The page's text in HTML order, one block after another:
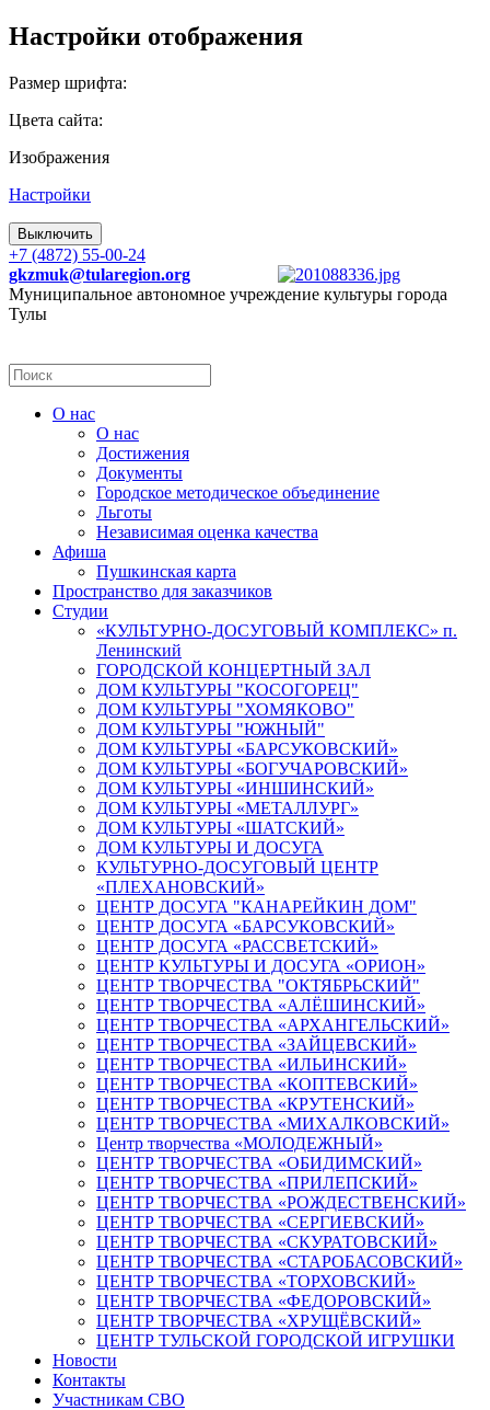
Настройки отображения
Размер шрифта:
Цвета сайта:
Изображения
Настройки
Выключить
+7 (4872) 55-00-24
gkzmuk@tularegion.org
Муниципальное автономное учреждение культуры города
Тулы
О нас
О нас
Достижения
Документы
Городское методическое объединение
Льготы
Независимая оценка качества
Афиша
Пушкинская карта
Пространство для заказчиков
Студии
«КУЛЬТУРНО-ДОСУГОВЫЙ КОМПЛЕКС» п.
Ленинский
ГОРОДСКОЙ КОНЦЕРТНЫЙ ЗАЛ
ДОМ КУЛЬТУРЫ "КОСОГОРЕЦ"
ДОМ КУЛЬТУРЫ "ХОМЯКОВО"
ДОМ КУЛЬТУРЫ "ЮЖНЫЙ"
ДОМ КУЛЬТУРЫ «БАРСУКОВСКИЙ»
ДОМ КУЛЬТУРЫ «БОГУЧАРОВСКИЙ»
ДОМ КУЛЬТУРЫ «ИНШИНСКИЙ»
ДОМ КУЛЬТУРЫ «МЕТАЛЛУРГ»
ДОМ КУЛЬТУРЫ «ШАТСКИЙ»
ДОМ КУЛЬТУРЫ И ДОСУГА
КУЛЬТУРНО-ДОСУГОВЫЙ ЦЕНТР
«ПЛЕХАНОВСКИЙ»
ЦЕНТР ДОСУГА "КАНАРЕЙКИН ДОМ"
ЦЕНТР ДОСУГА «БАРСУКОВСКИЙ»
ЦЕНТР ДОСУГА «РАССВЕТСКИЙ»
ЦЕНТР КУЛЬТУРЫ И ДОСУГА «ОРИОН»
ЦЕНТР ТВОРЧЕСТВА "ОКТЯБРЬСКИЙ"
ЦЕНТР ТВОРЧЕСТВА «АЛЁШИНСКИЙ»
ЦЕНТР ТВОРЧЕСТВА «АРХАНГЕЛЬСКИЙ»
ЦЕНТР ТВОРЧЕСТВА «ЗАЙЦЕВСКИЙ»
ЦЕНТР ТВОРЧЕСТВА «ИЛЬИНСКИЙ»
ЦЕНТР ТВОРЧЕСТВА «КОПТЕВСКИЙ»
ЦЕНТР ТВОРЧЕСТВА «КРУТЕНСКИЙ»
ЦЕНТР ТВОРЧЕСТВА «МИХАЛКОВСКИЙ»
Центр творчества «МОЛОДЕЖНЫЙ»
ЦЕНТР ТВОРЧЕСТВА «ОБИДИМСКИЙ»
ЦЕНТР ТВОРЧЕСТВА «ПРИЛЕПСКИЙ»
ЦЕНТР ТВОРЧЕСТВА «РОЖДЕСТВЕНСКИЙ»
ЦЕНТР ТВОРЧЕСТВА «СЕРГИЕВСКИЙ»
ЦЕНТР ТВОРЧЕСТВА «СКУРАТОВСКИЙ»
ЦЕНТР ТВОРЧЕСТВА «СТАРОБАСОВСКИЙ»
ЦЕНТР ТВОРЧЕСТВА «ТОРХОВСКИЙ»
ЦЕНТР ТВОРЧЕСТВА «ФЕДОРОВСКИЙ»
ЦЕНТР ТВОРЧЕСТВА «ХРУЩЁВСКИЙ»
ЦЕНТР ТУЛЬСКОЙ ГОРОДСКОЙ ИГРУШКИ
Новости
Контакты
Участникам СВО